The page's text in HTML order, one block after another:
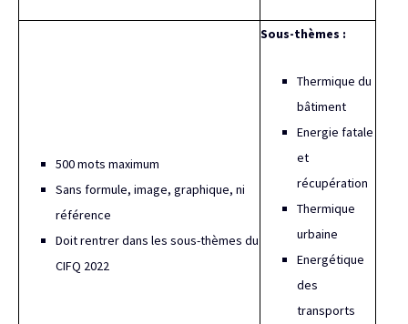
500 mots maximum
Sans formule, image, graphique, ni
référence
Doit rentrer dans les sous-thèmes du
CIFQ 2022
Sous-thèmes :
Thermique du
bâtiment
Energie fatale
et
récupération
Thermique
urbaine
Energétique
des
transports